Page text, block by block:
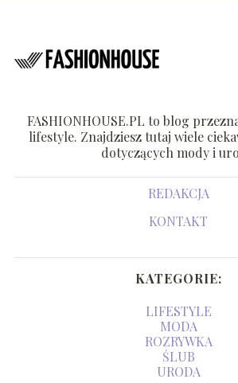
FASHIONHOUSE.PL to blog
lifestyle. Znajdziesz tutaj wiele
dotyczących mody i
REDAKCJA
KONTAKT
KATEGORIE:
LIFESTYLE
MODA
ROZRYWKA
ŚLUB
URODA